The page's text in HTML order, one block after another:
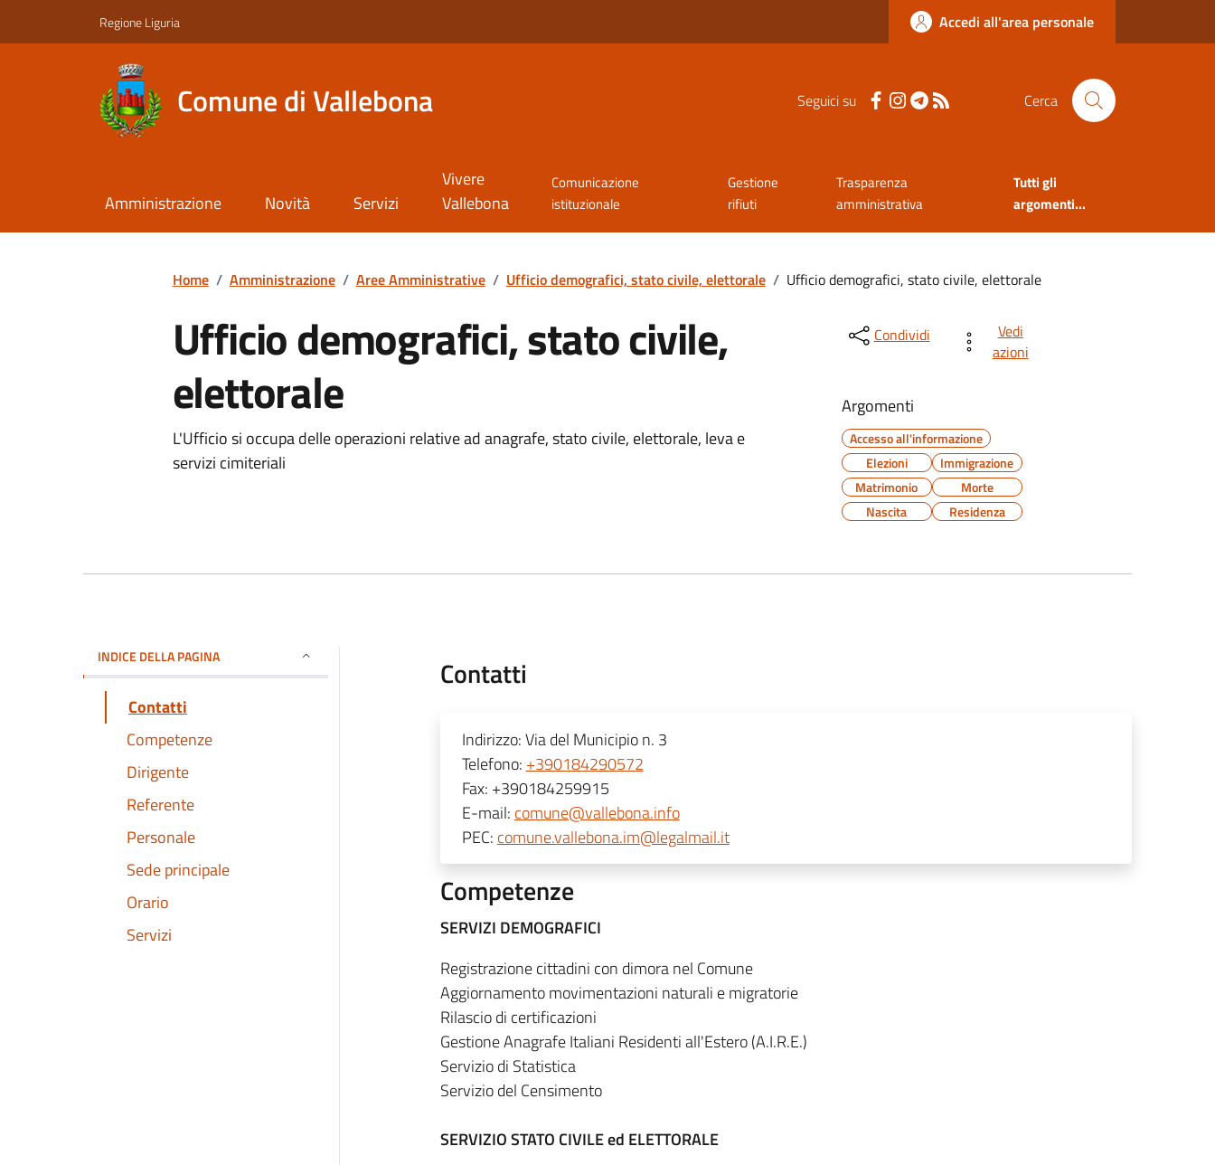
Regione Liguria Accedi all'area personale
Comune di Vallebona Seguici su Cerca
Amministrazione Novità Servizi
Vivere
Vallebona
Comunicazione
istituzionale
Gestione
rifiuti
Trasparenza
amministrativa
Tutti gli
argomenti...
Home / Amministrazione / Aree Amministrative / Ufficio demografici, stato civile, elettorale / Ufficio demografici, stato civile, elettorale
Ufficio demografici, stato civile,
elettorale
L'Ufficio si occupa delle operazioni relative ad anagrafe, stato civile, elettorale, leva e
servizi cimiteriali
Condividi
Vedi
azioni
Argomenti
Accesso all'informazione
Elezioni
Immigrazione
Matrimonio
Morte
Nascita
Residenza
INDICE DELLA PAGINA
Contatti
Competenze
Dirigente
Referente
Personale
Sede principale
Orario
Servizi
Contatti
Indirizzo:Via del Municipio n. 3
Telefono: +390184290572
Fax: +390184259915
E-mail: comune@vallebona.info
PEC: comune.vallebona.im@legalmail.it
Competenze
SERVIZI DEMOGRAFICI
Registrazione cittadini con dimora nel Comune
Aggiornamento movimentazioni naturali e migratorie
Rilascio di certificazioni
Gestione Anagrafe Italiani Residenti all'Estero (A.I.R.E.)
Servizio di Statistica
Servizio del Censimento
SERVIZIO STATO CIVILE ed ELETTORALE